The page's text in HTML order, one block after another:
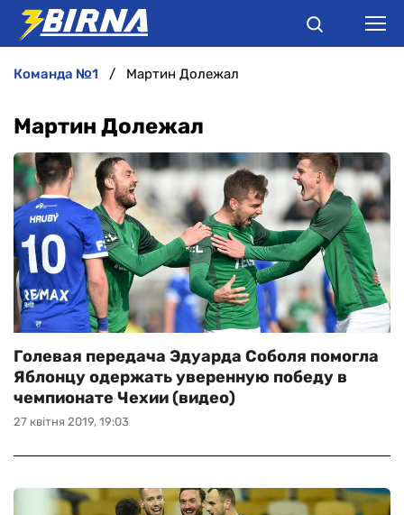
АНАЛІТИКА
ІНТЕРВ'Ю
РІЗНЕ
БУКМЕКЕРИ
команда №1 Мартин Долежал
Мартин Долежал
27 квітня 2019, 19:03
Голевая передача Эдуарда Соболя помогла
Яблонцу одержать уверенную победу в
чемпионате Чехии (видео)